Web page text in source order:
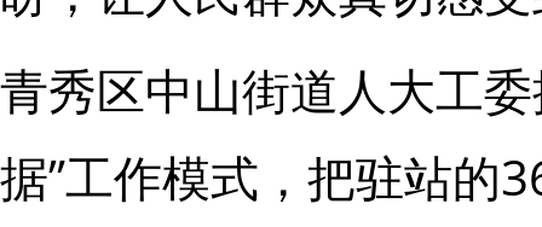
青秀区中山街道人大工
据”工作模式，把驻站的